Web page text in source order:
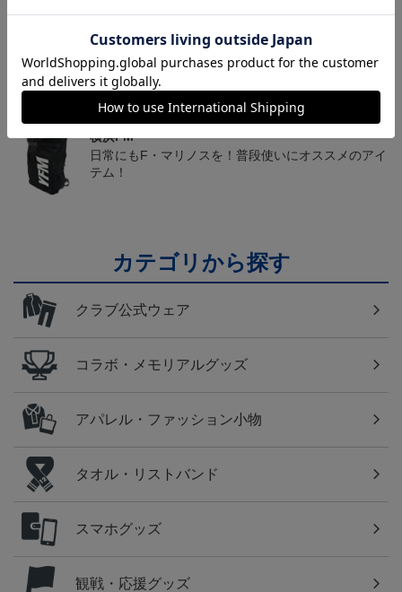
横浜FM
送料無料の併せ買いにオススメ！どの選手が当たる
かお楽しみのシークレットグッズ！
横浜FM
日常にもF・マリノスを！普段使いにオススメのアイ
テム！
カテゴリから探す
クラブ公式ウェア
コラボ・メモリアルグッズ
アパレル・ファッション小物
タオル・リストバンド
スマホグッズ
観戦・応援グッズ